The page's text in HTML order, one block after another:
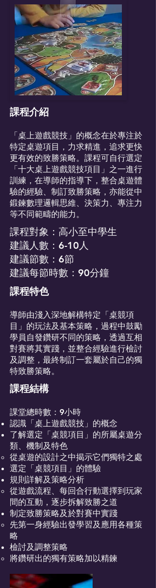
課程介紹
「桌上遊戲競技」的概念在於專注於
特定桌遊項目，力求精進，追求更快
更有效的致勝策略。課程可自行選定
「十大桌上遊戲競技項目」之一進行
訓練，在導師的指導下，整合桌遊體
驗的經驗、制訂致勝策略，亦能從中
鍛鍊數理邏輯思維、決策力、專注力
等不同範疇的能力。
課程對象：高小至中學生
建議人數：6-10人
建議節數：6節
建議每節時數：90分鐘
課程特色
導師由淺入深地解構特定「桌競項
目」的玩法及基本策略，過程中鼓勵
學員自發鑽研不同的策略，透過互相
對賽將其實踐，並整合經驗進行檢討
及調整，最終制訂一套屬於自己的獨
特致勝策略。
課程結構
課堂總時數：9小時
認識「桌上遊戲競技」的概念
了解選定「桌競項目」的所屬桌遊分
類、機制及特色
從桌遊的設計之中揭示它們獨特之處
選定「桌競項目」的體驗
規則詳解及策略分析
從遊戲流程、每回合行動選擇到玩家
間的互動，逐步拆解致勝之道
制定致勝策略及於對賽中實踐
先第一身經驗出發學習及應用各種策
略
檢討及調整策略
將鑽研出的獨有策略加以精鍊